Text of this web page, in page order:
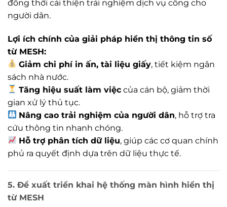
đồng thời cải thiện trải nghiệm dịch vụ công cho
người dân.
Lợi ích chính của giải pháp hiển thị thông tin số
từ MESH:
Giảm chi phí in ấn, tài liệu giấy, tiết kiệm ngân
sách nhà nước.
Tăng hiệu suất làm việc của cán bộ, giảm thời
gian xử lý thủ tục.
Nâng cao trải nghiệm của người dân, hỗ trợ tra
cứu thông tin nhanh chóng.
Hỗ trợ phân tích dữ liệu, giúp các cơ quan chính
phủ ra quyết định dựa trên dữ liệu thực tế.
5. Đề xuất triển khai hệ thống màn hình hiển thị
từ MESH